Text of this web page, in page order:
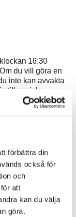
förbättra din
också för
och
att
kan du välja
göra.
16:30
du vill göra en
inte kan avvakta
till sociala
040-676 90
att ett barn